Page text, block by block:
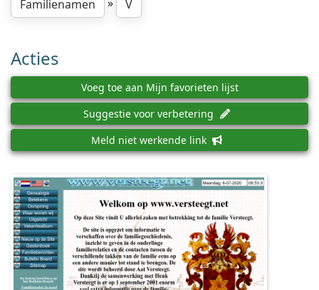
Familienamen
V
Acties
Voeg toe aan Mijn favorieten lijst
Suggestie voor verbetering
Meld niet werkende link